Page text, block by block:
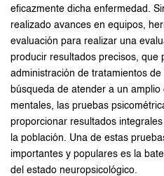
eficazmente dicha enfermedad.
realizado avances en equipos,
evaluación para realizar una
producir resultados precisos, que
administración de tratamientos
búsqueda de atender a un
mentales, las pruebas
proporcionar resultados
la población. Una de estas
importantes y populares es la
del estado neuropsicológico.